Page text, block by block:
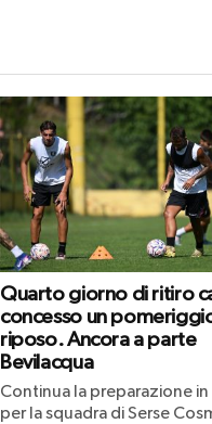
Quarto giorno di ritiro
concesso un
riposo. Ancora a parte
Bevilacqua
Continua la preparazione in
per la squadra di Serse